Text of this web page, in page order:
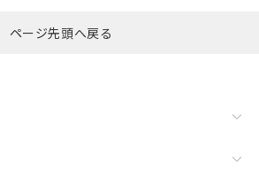
ページ先頭へ戻る